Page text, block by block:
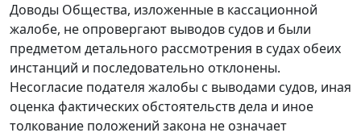
Доводы Общества, изложенные в кассационной
жалобе, не опровергают выводов судов и были
предметом детального рассмотрения в судах обеих
инстанций и последовательно отклонены.
Несогласие подателя жалобы с выводами судов, иная
оценка фактических обстоятельств дела и иное
толкование положений закона не означает